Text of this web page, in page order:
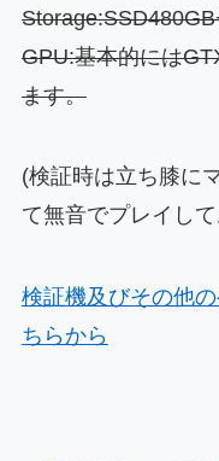
GPU:基本的には
ます。
(検証時は立ち膝に
て無音でプレイし
検証機及びその他
ちらから